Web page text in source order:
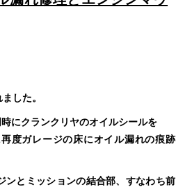
した。
にクランクリヤのオイルシールを
度ガレージの床にオイル漏れの痕跡
ンとミッションの結合部、すなわち前